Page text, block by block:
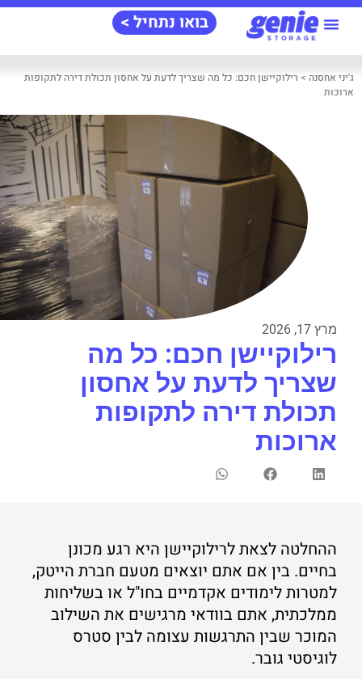
בואו נתחיל >
ג'יני‭ ‬אחסנה > רילוקיישן חכם: כל מה שצריך לדעת על אחסון תכולת דירה לתקופות
ארוכות
מרץ 17, 2026
רילוקיישן חכם: כל מה
שצריך לדעת על אחסון
תכולת דירה לתקופות
ארוכות
ההחלטה לצאת לרילוקיישן היא רגע מכונן
בחיים. בין אם אתם יוצאים מטעם חברת הייטק,
למטרות לימודים אקדמיים בחו"ל או בשליחות
ממלכתית, אתם בוודאי מרגישים את השילוב
המוכר שבין התרגשות עצומה לבין סטרס
לוגיסטי גובר.